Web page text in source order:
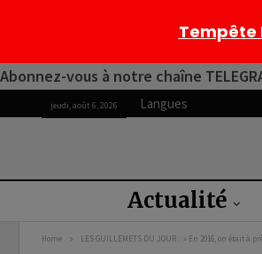
Abonnez-vous à notre chaîne
jeudi, août 6, 2026 Langues
Actualité
Home LES GUILLEMETS DU JOUR : » En 2016, on était à
Tempête